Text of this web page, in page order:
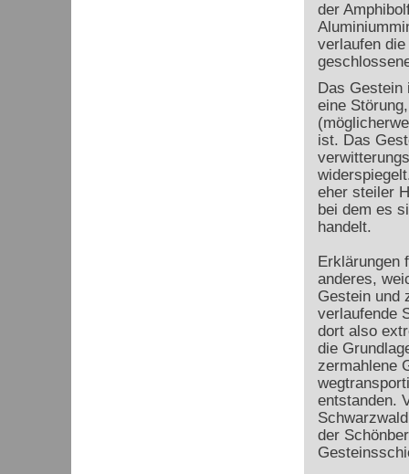
der
verlaufen
Das Gestein
eine
ist. Das
eher steiler
bei dem es
handelt.
Erklärungen
anderes,
Gestein und
verlaufende
dort also
die
zermahlene
entstanden.
der